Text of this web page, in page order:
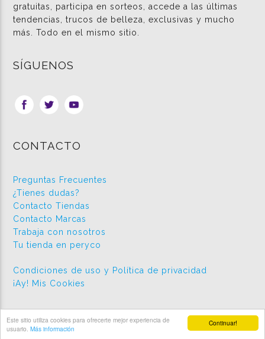
Continuar!
Este sitio utiliza cookies para ofrecerte mejor experiencia de
usuario. Más información
gratuitas, participa en sorteos, accede a las últimas
tendencias, trucos de belleza, exclusivas y mucho
más. Todo en el mismo sitio.
SÍGUENOS
CONTACTO
Preguntas Frecuentes
¿Tienes dudas?
Contacto Tiendas
Contacto Marcas
Trabaja con nosotros
Tu tienda en peryco
Condiciones de uso y Política de privacidad
¡Ay! Mis Cookies
2026 © Peryco.com